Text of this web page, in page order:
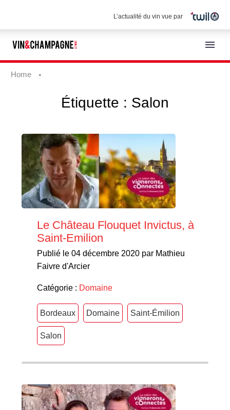
L’actualité du vin vue par
Français
Home
Étiquette : Salon
Le Château Flouquet Invictus, à
Saint-Emilion
Publié le 04 décembre 2020 par Mathieu
Faivre d'Arcier
Catégorie : Domaine
Bordeaux Domaine Saint-Émilion
Salon